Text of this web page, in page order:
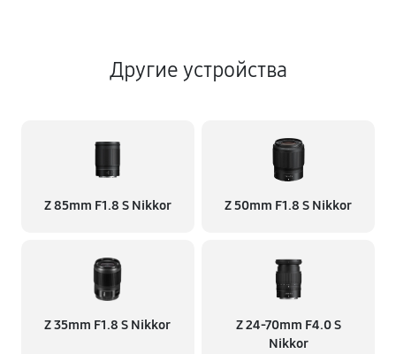
Другие устройства
Z 85mm F1.8 S Nikkor Z 50mm F1.8 S Nikkor
Z 35mm F1.8 S Nikkor
Z 24-70mm F4.0 S
Nikkor